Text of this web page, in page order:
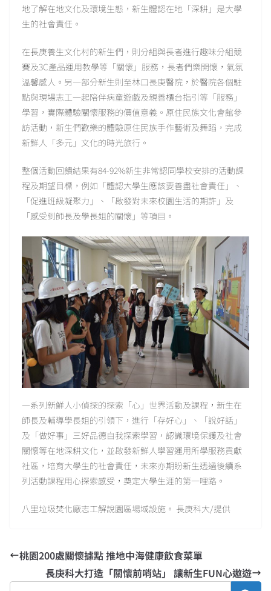
地了解在地文化及環境生態，新生體認在地「深耕」是大學
生的社會責任。
在長庚養生文化村的新生們，則分組與長者進行趣味分組競
賽及3C產品運用教學等「關懷」服務，長者們樂開懷，氣氛
溫馨感人。另一部分新生則至林口長庚醫院，於醫院各個駐
點與現場志工一起陪伴病童遊戲及親善櫃台指引等「服務」
學習，實際體驗關懷服務的價值意義。原住民族文化會館參
訪活動，新生們歡樂的體驗原住民族手作藝術及舞蹈，完成
新鮮人「多元」文化的時光旅行。
整個活動回饋結果有84-92%新生非常認同學校安排的活動課
程及期望目標，例如「體認大學生應該要善盡社會責任」、
「促進班級凝聚力」、「啟發對未來校園生活的期許」及
「感受到師長及學長姐的關懷」等項目。
一系列新鮮人小偵探的探索「心」世界活動及課程，新生在
師長及輔導學長姐的引領下，進行「存好心」、「說好話」
及「做好事」三好品德自我探索學習，認識環境保護及社會
關懷等在地深耕文化，並啟發新鮮人學習運用所學服務貢獻
社區，培育大學生的社會責任，未來亦期盼新生透過後續系
列活動課程用心探索感受，奠定大學生涯的第一哩路。
八里垃圾焚化廠志工解說園區場域設施。 長庚科大/提供
桃園200處關懷據點 推地中海健康飲食菜單
長庚科大打造「關懷前哨站」 讓新生FUN心遨遊